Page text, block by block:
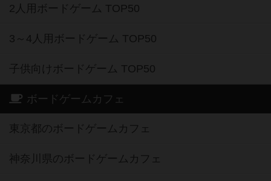
2人用ボードゲーム TOP50
3～4人用ボードゲーム TOP50
子供向けボードゲーム TOP50
ボードゲームカフェ
東京都のボードゲームカフェ
神奈川県のボードゲームカフェ